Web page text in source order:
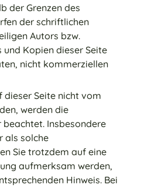
der Grenzen des
der schriftlichen
Autors bzw.
und Kopien dieser Seite
nicht kommerziellen
dieser Seite nicht vom
werden die
Insbesondere
als solche
Sie trotzdem auf eine
aufmerksam werden,
Hinweis. Bei